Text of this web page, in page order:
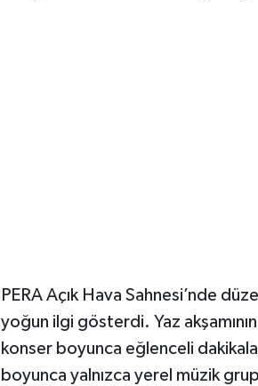
PERA Açık Hava Sahnesi’nde
yoğun ilgi gösterdi. Yaz
konser boyunca eğlenceli
boyunca yalnızca yerel müzik